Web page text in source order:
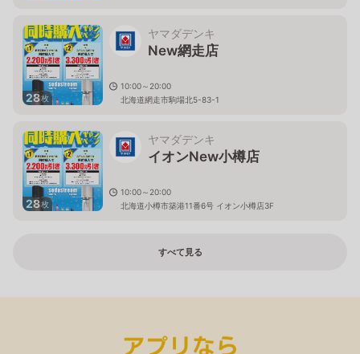
28枚
ヤマダデンキ
New網走店
10:00～20:00
北海道網走市駒場北5-83-1
28枚
ヤマダデンキ
イオンNew小樽店
10:00～20:00
北海道小樽市築港11番6号 イオン小樽店3F
すべて見る